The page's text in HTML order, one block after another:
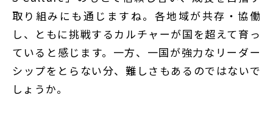
取り組みにも通じますね。各地域が共存・協働
し、ともに挑戦するカルチャーが国を超えて育っ
ていると感じます。一方、一国が強力なリーダー
シップをとらない分、難しさもあるのではないで
しょうか。